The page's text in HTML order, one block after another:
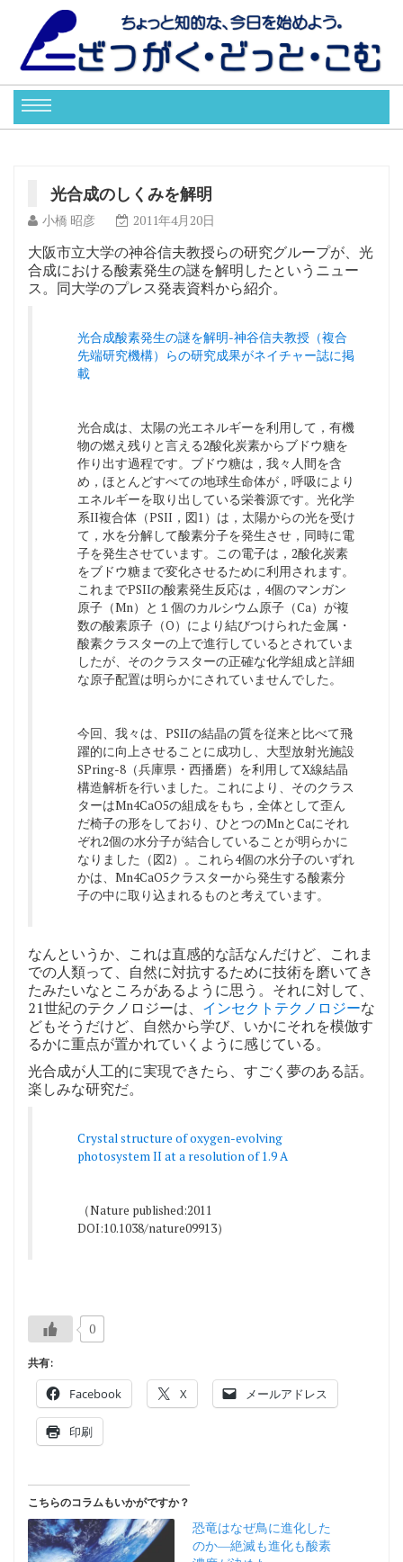
光合成のしくみを解明
小橋 昭彦 2011年4月20日
大阪市立大学の神谷信夫教授らの研究グループが、光
合成における酸素発生の謎を解明したというニュー
ス。同大学のプレス発表資料から紹介。
光合成酸素発生の謎を解明-神谷信夫教授（複合
先端研究機構）らの研究成果がネイチャー誌に掲
載
光合成は、太陽の光エネルギーを利用して，有機
物の燃え残りと言える2酸化炭素からブドウ糖を
作り出す過程です。ブドウ糖は，我々人間を含
め，ほとんどすべての地球生命体が，呼吸により
エネルギーを取り出している栄養源です。光化学
系II複合体（PSII，図1）は，太陽からの光を受け
て，水を分解して酸素分子を発生させ，同時に電
子を発生させています。この電子は，2酸化炭素
をブドウ糖まで変化させるために利用されます。
これまでPSIIの酸素発生反応は，4個のマンガン
原子（Mn）と１個のカルシウム原子（Ca）が複
数の酸素原子（O）により結びつけられた金属・
酸素クラスターの上で進行しているとされていま
したが、そのクラスターの正確な化学組成と詳細
な原子配置は明らかにされていませんでした。
今回、我々は、PSIIの結晶の質を従来と比べて飛
躍的に向上させることに成功し、大型放射光施設
SPring-8（兵庫県・西播磨）を利用してX線結晶
構造解析を行いました。これにより、そのクラス
ターはMn4CaO5の組成をもち，全体として歪ん
だ椅子の形をしており、ひとつのMnとCaにそれ
ぞれ2個の水分子が結合していることが明らかに
なりました（図2）。これら4個の水分子のいずれ
かは、Mn4CaO5クラスターから発生する酸素分
子の中に取り込まれるものと考えています。
なんというか、これは直感的な話なんだけど、これま
での人類って、自然に対抗するために技術を磨いてき
たみたいなところがあるように思う。それに対して、
21世紀のテクノロジーは、 インセクトテクノロジーな
どもそうだけど、自然から学び、いかにそれを模倣す
るかに重点が置かれていくように感じている。
光合成が人工的に実現できたら、すごく夢のある話。
楽しみな研究だ。
Crystal structure of oxygen-evolving
photosystem II at a resolution of 1.9 A
（Nature published:2011
DOI:10.1038/nature09913）
0
共有:
Facebook X メールアドレス
印刷
こちらのコラムもいかがですか？
恐竜はなぜ鳥に進化した
のか―絶滅も進化も酸素